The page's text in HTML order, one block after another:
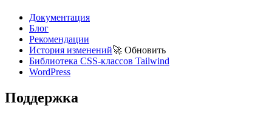
Документация
Блог
Рекомендации
История изменений🚀 Обновить
Библиотека CSS-классов Tailwind
WordPress
Поддержка